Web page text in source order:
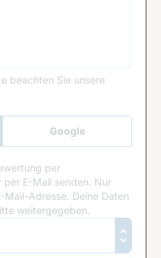
beachten Sie unsere
Google
Anmeldung
per
E-Mail senden. Nur
Adresse. Deine Daten
weitergegeben.